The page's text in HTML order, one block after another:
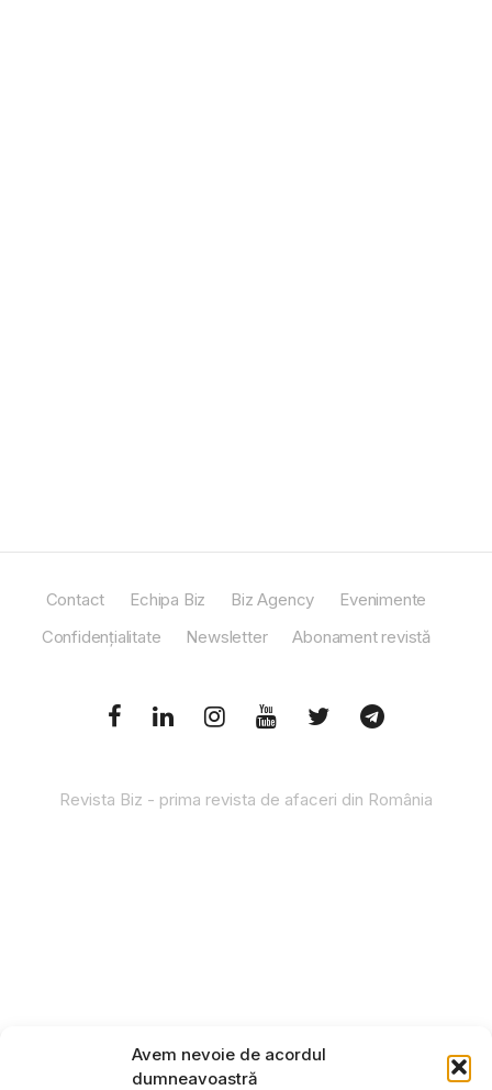
Avem nevoie de acordul
dumneavoastră
Contact Echipa Biz Biz Agency
Evenimente
Confidențialitate
Newsletter Abonament revistă
Revista Biz - prima revista de afaceri din România